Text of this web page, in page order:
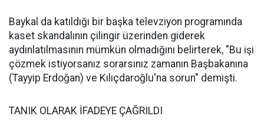
Baykal da katıldığı bir başka televziyon programında
kaset skandalının çilingir üzerinden giderek
aydınlatılmasının mümkün olmadığını belirterek, "Bu işi
çözmek istiyorsanız sorarsınız zamanın Başbakanına
(Tayyip Erdoğan) ve Kılıçdaroğlu'na sorun" demişti.
TANIK OLARAK İFADEYE ÇAĞRILDI